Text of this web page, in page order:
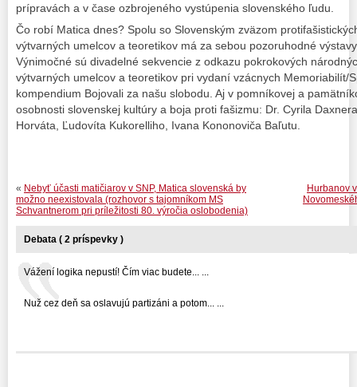
prípravách a v čase ozbrojeného vystúpenia slovenského ľudu.
Čo robí Matica dnes? Spolu so Slovenským zväzom
výtvarných umelcov a teoretikov má za sebou pozoruhodné
Výnimočné sú divadelné sekvencie z odkazu pokrokových
výtvarných umelcov a teoretikov pri vydaní vzácnych Memoriabilít/
kompendium Bojovali za našu slobodu. Aj v pomníkovej a
osobnosti slovenskej kultúry a boja proti fašizmu: Dr. Cyrila
Horváta, Ľudovíta Kukorelliho, Ivana Kononoviča Baľutu.
Hurbanov
« Nebyť účasti matičiarov v SNP, Matica slovenská by
možno neexistovala (rozhovor s tajomníkom MS
Schvantnerom pri príležitosti 80. výročia oslobodenia)
Debata ( 2 príspevky )
Vážení logika nepustí! Čím viac budete... ...
Nuž cez deň sa oslavujú partizáni a potom... ...